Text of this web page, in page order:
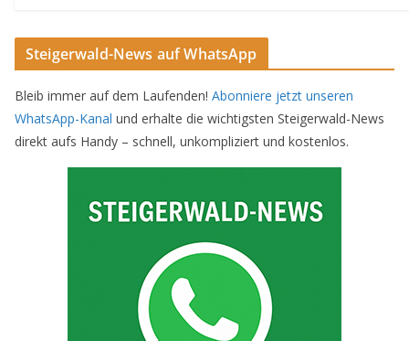
Steigerwald-News auf WhatsApp
Bleib immer auf dem Laufenden! Abonniere jetzt unseren
WhatsApp-Kanal und erhalte die wichtigsten Steigerwald-News
direkt aufs Handy – schnell, unkompliziert und kostenlos.